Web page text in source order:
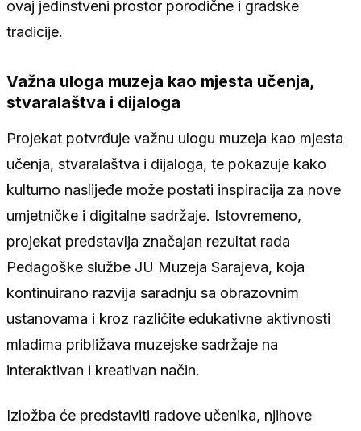
ovaj jedinstveni prostor porodične i gradske
tradicije.
Važna uloga muzeja kao mjesta učenja,
stvaralaštva i dijaloga
Projekat potvrđuje važnu ulogu muzeja kao mjesta
učenja, stvaralaštva i dijaloga, te pokazuje kako
kulturno naslijeđe može postati inspiracija za nove
umjetničke i digitalne sadržaje. Istovremeno,
projekat predstavlja značajan rezultat rada
Pedagoške službe JU Muzeja Sarajeva, koja
kontinuirano razvija saradnju sa obrazovnim
ustanovama i kroz različite edukativne aktivnosti
mladima približava muzejske sadržaje na
interaktivan i kreativan način.
Izložba će predstaviti radove učenika, njihove